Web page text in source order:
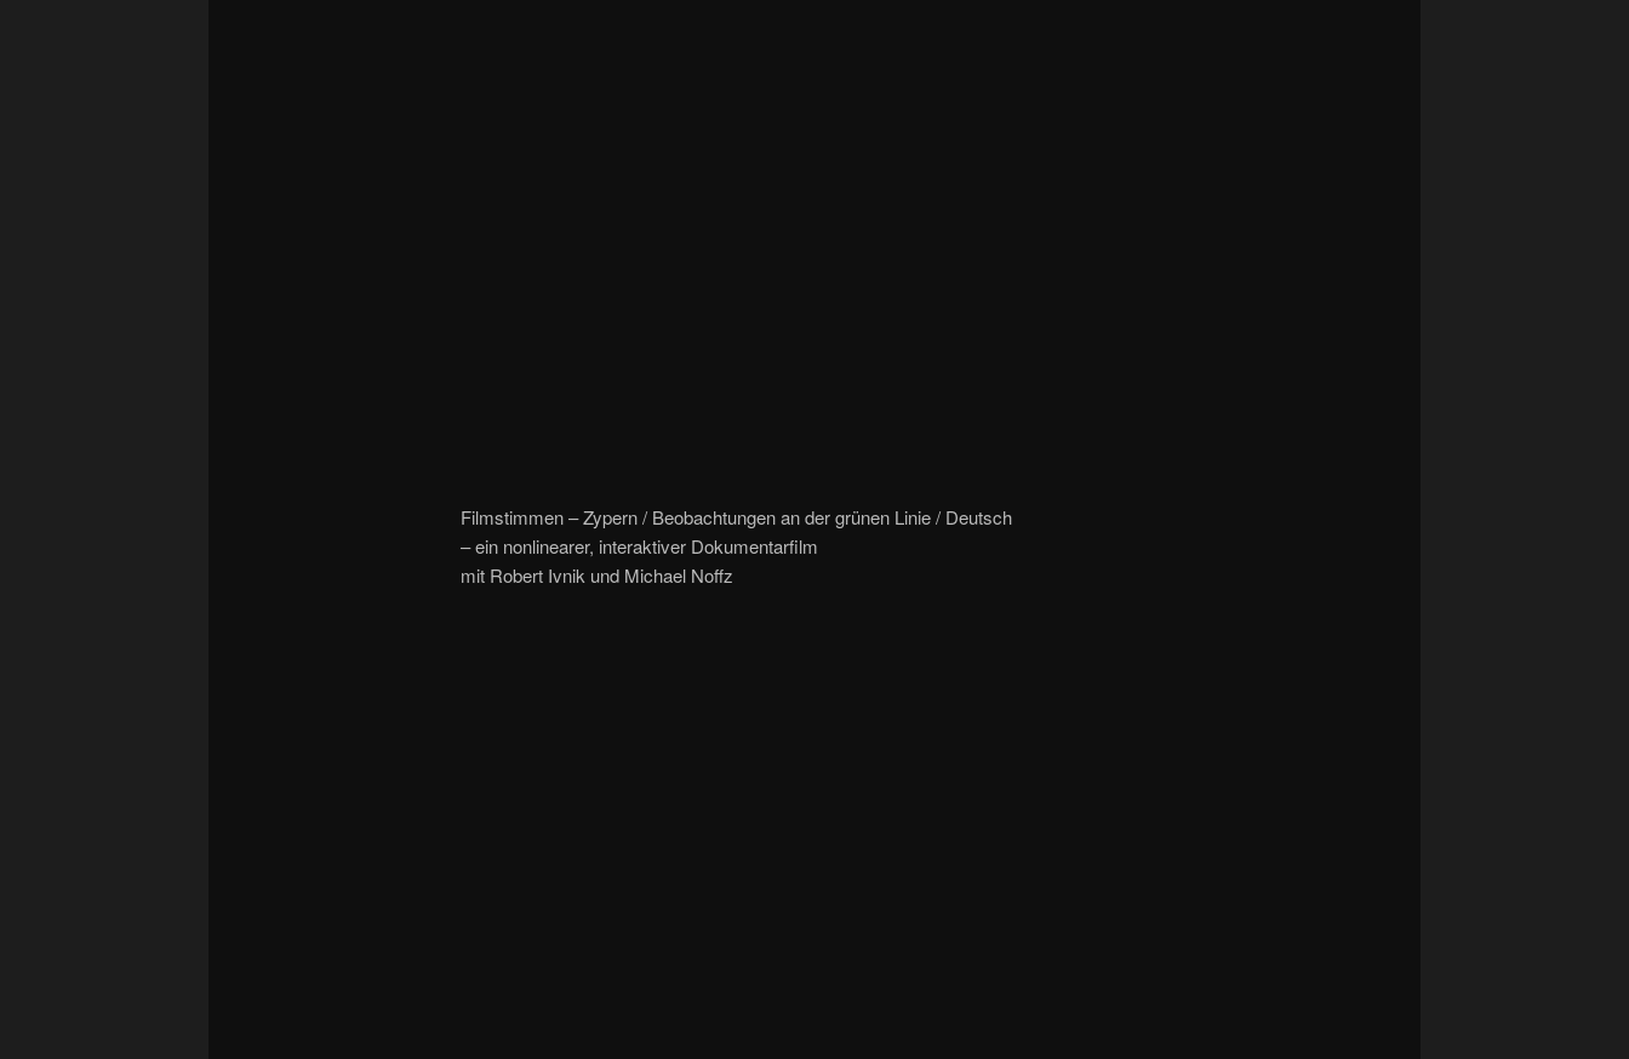
Filmstimmen – Zypern / Beobachtungen an der grünen Linie / Deutsch
– ein nonlinearer, interaktiver Dokumentarfilm
mit Robert Ivnik und Michael Noffz